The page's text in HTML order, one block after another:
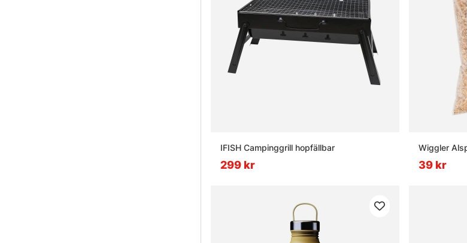
IFISH Campinggrill hopfällbar
299 kr
Wiggler
39 kr